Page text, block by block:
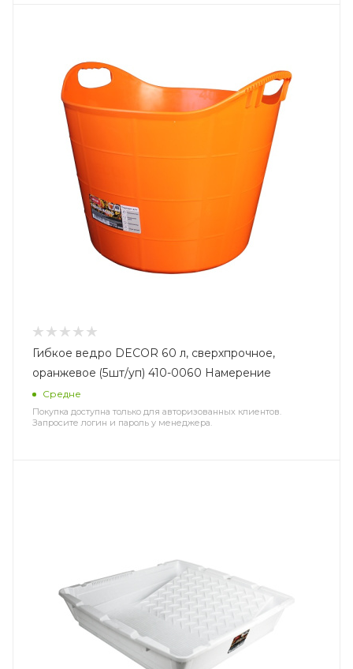
Гибкое ведро DЕCOR 60 л, сверхпрочное,
оранжевое (5шт/уп) 410-0060 Намерение
Средне
Покупка доступна только для авторизованных клиентов.
Запросите логин и пароль у менеджера.